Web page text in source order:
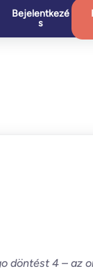
Bejelentkezé
s
döntést 4 – az